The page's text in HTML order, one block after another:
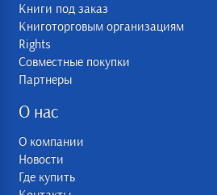
Книги под заказ
Книготорговым организациям
Rights
Совместные покупки
Партнеры
О нас
О компании
Новости
Где купить